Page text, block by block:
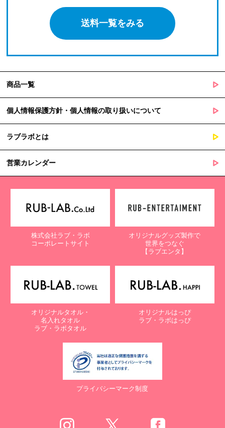
送料一覧をみる
商品一覧
個人情報保護方針・個人情報の取り扱いについて
ラブラボとは
営業カレンダー
株式会社ラブ・ラボ
コーポレートサイト
オリジナルグッズ製作で
世界をつなぐ
【ラブエンタ】
オリジナルタオル・
名入れタオル
ラブ・ラボタオル
オリジナルはっぴ
ラブ・ラボはっぴ
プライバシーマーク制度